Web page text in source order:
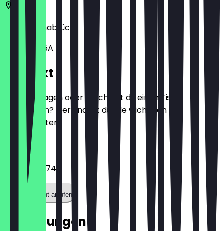
49074
Osnabrück
Nikolaiort 5A
Kontakt
Hast du Fragen oder möchtest du einen Tisch
reservieren? Hier findest du alle wichtigen
Kontaktdaten.
Telefon
054199868740
Restaurant anrufen
Bewertungen